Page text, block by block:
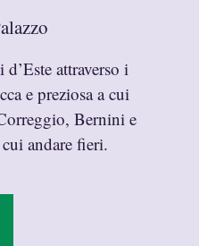
attraverso i
e preziosa a cui
Bernini e
andare fieri.